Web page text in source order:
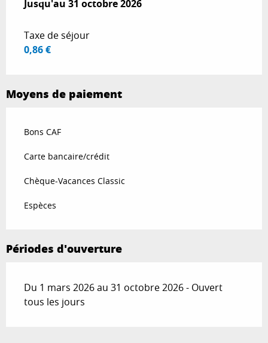
Du1 mars 2026au31 octobre 2026
Jusqu'au 31 octobre 2026
Taxe de séjour
0,86 €
Moyens de paiement
Bons CAF
Carte bancaire/crédit
Chèque-Vacances Classic
Espèces
Périodes d'ouverture
Du 1 mars 2026 au 31 octobre 2026 - Ouvert
tous les jours